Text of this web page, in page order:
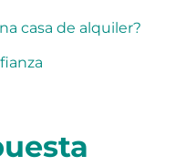
casa de alquiler?